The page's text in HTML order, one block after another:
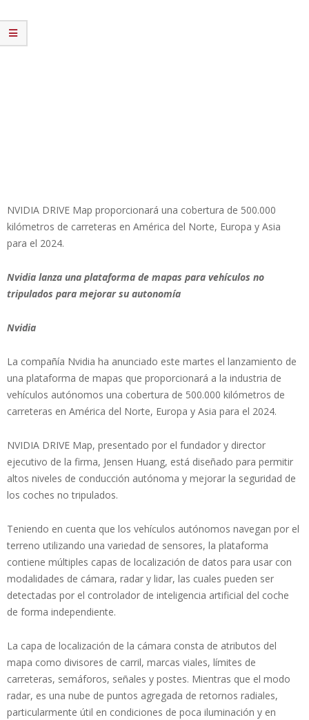
NVIDIA DRIVE Map proporcionará una cobertura de 500.000
kilómetros de carreteras en América del Norte, Europa y Asia
para el 2024.
Nvidia lanza una plataforma de mapas para vehículos no
tripulados para mejorar su autonomía
Nvidia
La compañía Nvidia ha anunciado este martes el lanzamiento de
una plataforma de mapas que proporcionará a la industria de
vehículos autónomos una cobertura de 500.000 kilómetros de
carreteras en América del Norte, Europa y Asia para el 2024.
NVIDIA DRIVE Map, presentado por el fundador y director
ejecutivo de la firma, Jensen Huang, está diseñado para permitir
altos niveles de conducción autónoma y mejorar la seguridad de
los coches no tripulados.
Teniendo en cuenta que los vehículos autónomos navegan por el
terreno utilizando una variedad de sensores, la plataforma
contiene múltiples capas de localización de datos para usar con
modalidades de cámara, radar y lidar, las cuales pueden ser
detectadas por el controlador de inteligencia artificial del coche
de forma independiente.
La capa de localización de la cámara consta de atributos del
mapa como divisores de carril, marcas viales, límites de
carreteras, semáforos, señales y postes. Mientras que el modo
radar, es una nube de puntos agregada de retornos radiales,
particularmente útil en condiciones de poca iluminación y en